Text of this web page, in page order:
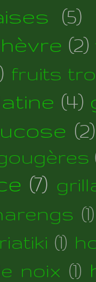
(5)
(2)
fruits
(4)
(2)
(7)
(1)
(1)
noix (1)